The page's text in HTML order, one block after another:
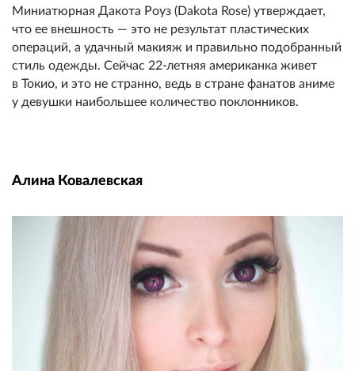
Миниатюрная Дакота Роуз (Dakota Rose) утверждает,
что ее внешность — это не результат пластических
операций, а удачный макияж и правильно подобранный
стиль одежды. Сейчас 22-летняя американка живет
в Токио, и это не странно, ведь в стране фанатов аниме
у девушки наибольшее количество поклонников.
Алина Ковалевская